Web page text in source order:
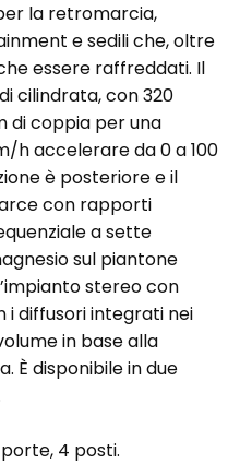
la retromarcia,
e sedili che, oltre
essere raffreddati. Il
cilindrata, con 320
di coppia per una
h accelerare da 0 a 100
è posteriore e il
con rapporti
a sette
sul piantone
stereo con
i diffusori integrati nei
in base alla
È disponibile in due
4 posti.